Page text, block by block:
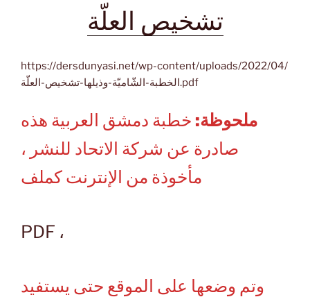
تشخيص العلّة
https://dersdunyasi.net/wp-content/uploads/2022/04/
الخطبة-الشّاميّة-وذيلها-تشخيص-العلّة.pdf
ملحوظة: خطبة دمشق العربية هذه
صادرة عن شركة الاتحاد للنشر ،
مأخوذة من الإنترنت كملف
PDF ،
وتم وضعها على الموقع حتى يستفيد